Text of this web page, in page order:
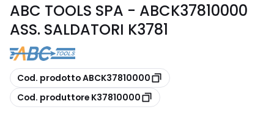
ABC TOOLS SPA - ABCK37810000
ASS. SALDATORI K3781
copia
Cod. prodotto ABCK37810000
copia
Cod. produttore K37810000